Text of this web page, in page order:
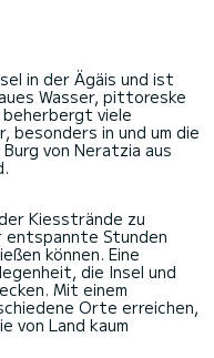
in der Ägäis und ist
Wasser, pittoreske
beherbergt viele
besonders in und um die
von Neratzia aus
Kiesstrände zu
entspannte Stunden
können. Eine
die Insel und
Mit einem
Orte erreichen,
von Land kaum